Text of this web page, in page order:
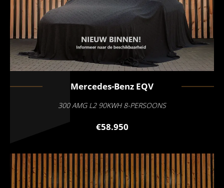
Mercedes-Benz EQV
300 AMG L2 90KWH 8-PERSOONS
€58.950